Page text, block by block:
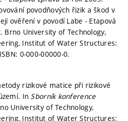
povodňových řizik a škod v
ověření v povodí Labe - Etapová
Brno University of Technology,
Institut of Water Structures:
ISBN: 0-000-00000-0.
rizikové matice při rizikové
In Sborník konference
University of Technology,
Institut of Water Structures: